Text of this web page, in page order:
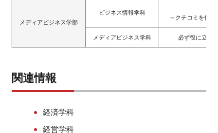
メディアビジネス学部
ビジネス情報学科
～クチコミを使
メディアビジネス学科 必ず役に立つ
関連情報
経済学科
経営学科